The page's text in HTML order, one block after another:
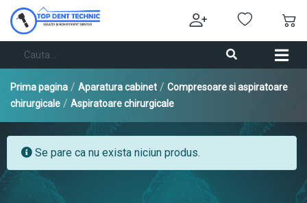
Prima pagina / Aparatura cabinet / Compresoare si aspiratoare
chirurgicale / Aspiratoare chirurgicale
Se pare ca nu exista niciun produs.